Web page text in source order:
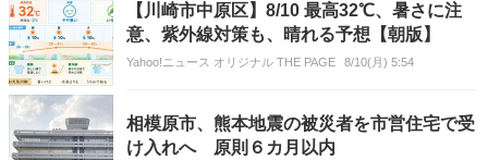
【川崎市中原区】8/10 最高32℃、暑さに注
意、紫外線対策も、晴れる予想【朝版】
Yahoo!ニュース オリジナル THE PAGE 8/10(月) 5:54
相模原市、熊本地震の被災者を市営住宅で受
け入れへ 原則６カ月以内